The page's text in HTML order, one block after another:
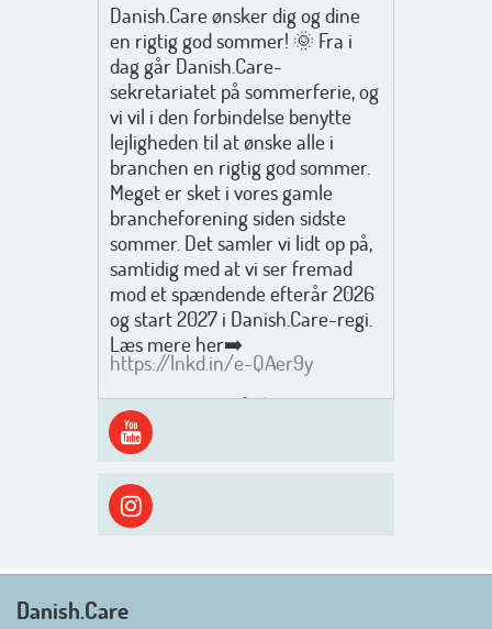
Danish.Care ønsker dig og dine
en rigtig god sommer! 🌞 Fra i
dag går Danish.Care-
sekretariatet på sommerferie, og
vi vil i den forbindelse benytte
lejligheden til at ønske alle i
branchen en rigtig god sommer.
Meget er sket i vores gamle
brancheforening siden sidste
sommer. Det samler vi lidt op på,
samtidig med at vi ser fremad
mod et spændende efterår 2026
og start 2027 i Danish.Care-regi.
Læs mere her➡️
https://lnkd.in/e-QAer9y
Men inden det går løs med en
spændende og aktivt
efterårsæson, så går turen først
ud i solen, ned til vandet og ind i
skyggen igen. Danish.Care holder
sommerlukket i uge 29 + 30.
Mvh. Anders, Helle og Malthe
Danish.Care